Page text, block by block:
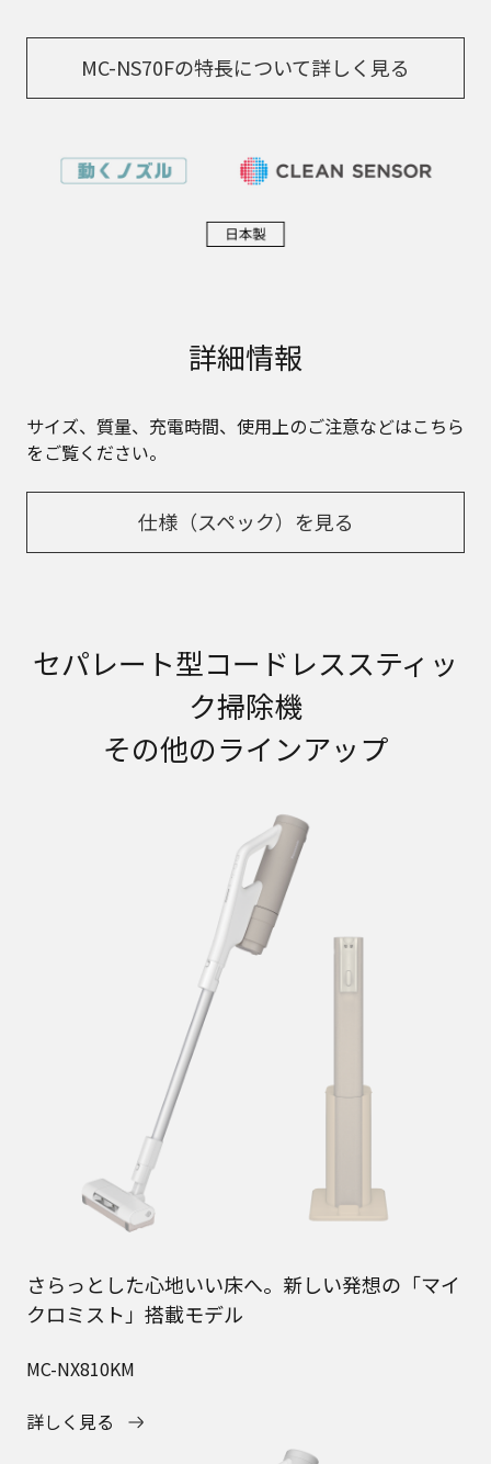
MC-NS70Fの特長について詳しく見る
詳細情報
サイズ、質量、充電時間、使用上のご注意などはこちら
をご覧ください。
仕様（スペック）を見る
セパレート型コードレススティッ
ク掃除機
その他のラインアップ
さらっとした心地いい床へ。新しい発想の「マイ
クロミスト」搭載モデル
MC-NX810KM
詳しく見る